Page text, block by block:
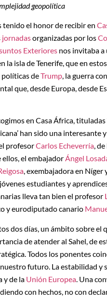
geopolítica
tenido el honor de recibir en
jornadasorganizadas por los
Exteriores nos invitaba
la isla de Tenerife, que en
políticas deTrump, la guerra
que, desde Europa, desde
en Casa África,
han sido una interesante
profesorCarlos Echeverría, de
el embajadorÁngel
, exembajadora en
estudiantes y
lleva tan bien el profesor
y eurodiputado canario
dos días, un ámbito sobre
de atender al Sahel, de
Todos los ponentes
futuro. La estabilidad y
y de la Unión Europea . Una
con hechos, no con